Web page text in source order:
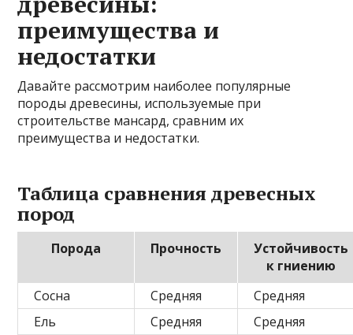
преимущества и
недостатки
Давайте рассмотрим наиболее популярные
породы древесины, используемые при
строительстве мансард, сравним их
преимущества и недостатки.
Таблица сравнения древесных
пород
Порода Прочность
Устойчивость
к гниению
Сосна
Средняя
Средняя
Ель
Средняя
Средняя